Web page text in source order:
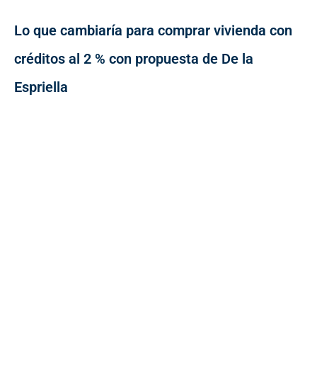
Lo que cambiaría para comprar vivienda con
créditos al 2 % con propuesta de De la
Espriella